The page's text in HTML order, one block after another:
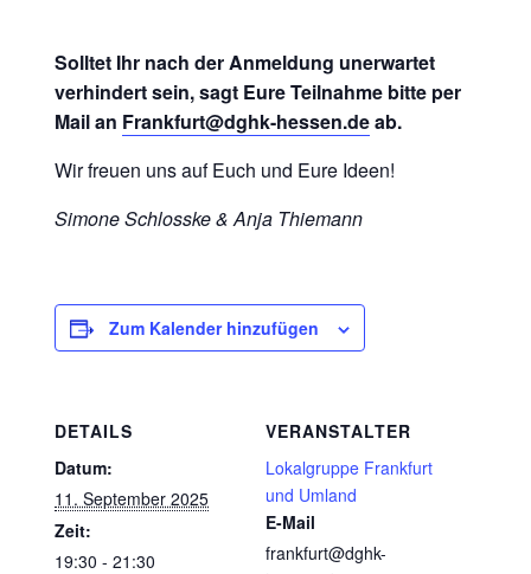
Solltet Ihr nach der Anmeldung unerwartet
verhindert sein, sagt Eure Teilnahme bitte per
Mail an Frankfurt@dghk-hessen.deab.
Wir freuen uns auf Euch und Eure Ideen!
Simone Schlosske & Anja Thiemann
Zum Kalender hinzufügen
DETAILS
Datum:
11. September 2025
Zeit:
19:30 - 21:30
VERANSTALTER
Lokalgruppe Frankfurt
und Umland
E-Mail
frankfurt@dghk-